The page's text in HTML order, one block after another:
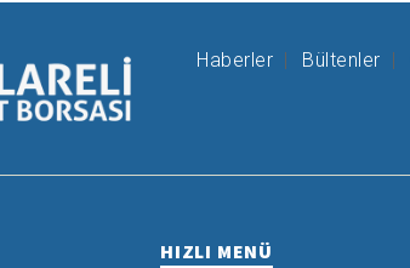
Haberler Bültenler
HIZLI MENÜ